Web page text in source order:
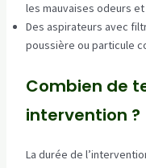
les mauvaises odeurs et
Des aspirateurs avec
poussière ou particule
Combien de
intervention ?
La durée de